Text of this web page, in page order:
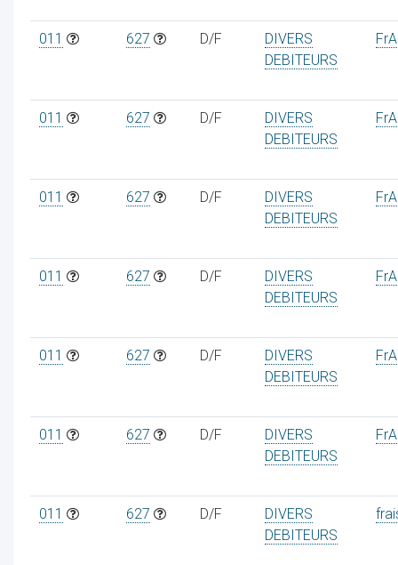
011 627 D/F
DIVERS
DEBITEURS
011 627 D/F
DIVERS
DEBITEURS
011 627 D/F
DIVERS
DEBITEURS
011 627 D/F
DIVERS
DEBITEURS
011 627 D/F
DIVERS
DEBITEURS
011 627 D/F
DIVERS
DEBITEURS
011 627 D/F
DIVERS
DEBITEURS